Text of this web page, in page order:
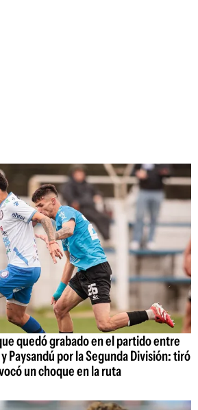
quedó grabado en el partido entre
Paysandú por la Segunda División: tiró
un choque en la ruta